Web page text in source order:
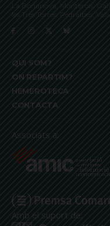
La Bonanova, Monterols,
les Tres Torres, Pedralbes,
QUI SOM?
ON REPARTIM?
HEMEROTECA
CONTACTA
Associats a:
Amb el suport de: